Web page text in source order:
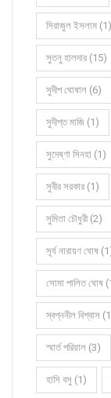
সিরাজুল ইসলাম (1)
সুতনু হালদার (15)
সুদীপ ঘোষাল (6)
সুদীপ্ত মাজি (1)
সুদেষ্ণা সিনহা (1)
সুবীর সরকার (1)
সুমিতা চৌধুরী (2)
সূর্য নারায়ণ ঘোষ
সোমা পালিত ঘোষ
স্বপ্ননীল বিশ্বাস
স্মার্ত পরিয়াল (3)
হাসি বসু (1)